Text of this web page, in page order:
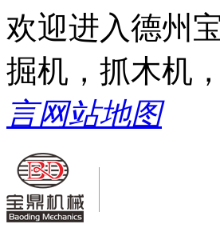
欢迎进入德州
掘机，抓木机
言网站地图